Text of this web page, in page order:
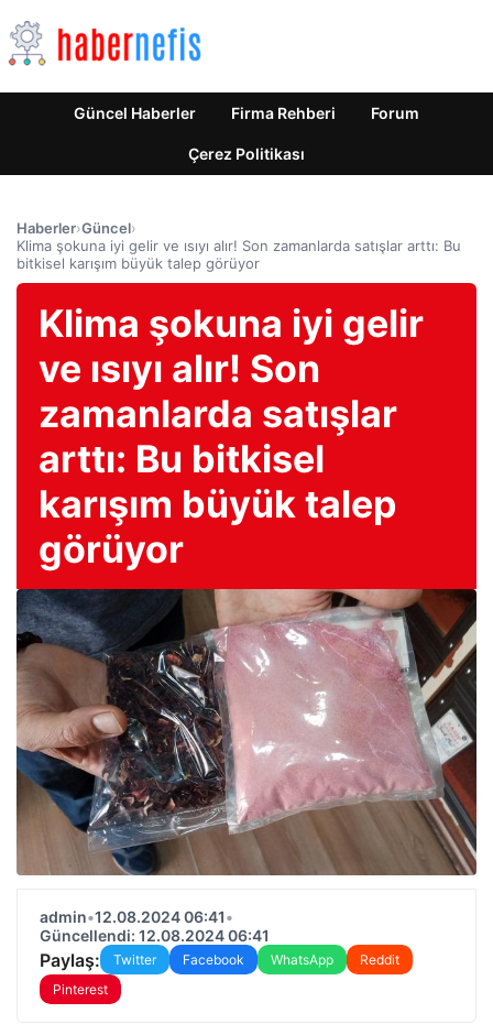
Güncel Haberler Firma Rehberi Forum
Çerez Politikası
Haberler›Güncel›
Klima şokuna iyi gelir ve ısıyı alır! Son zamanlarda satışlar arttı: Bu
bitkisel karışım büyük talep görüyor
Klima şokuna iyi gelir
ve ısıyı alır! Son
zamanlarda satışlar
arttı: Bu bitkisel
karışım büyük talep
görüyor
admin•12.08.2024 06:41•
Güncellendi: 12.08.2024 06:41
Paylaş: Twitter Facebook WhatsApp
Reddit
Pinterest